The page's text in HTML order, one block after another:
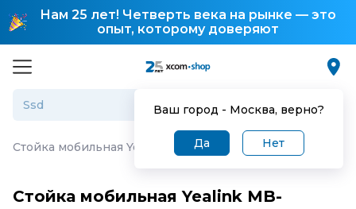
Нам 25 лет! Четверть века на рынке — это
опыт, которому доверяют
Ваш город - Москва, верно?
Да Нет
Стойка мобильная Yealink MB-FloorStand-650
Стойка мобильная Yealink MB-